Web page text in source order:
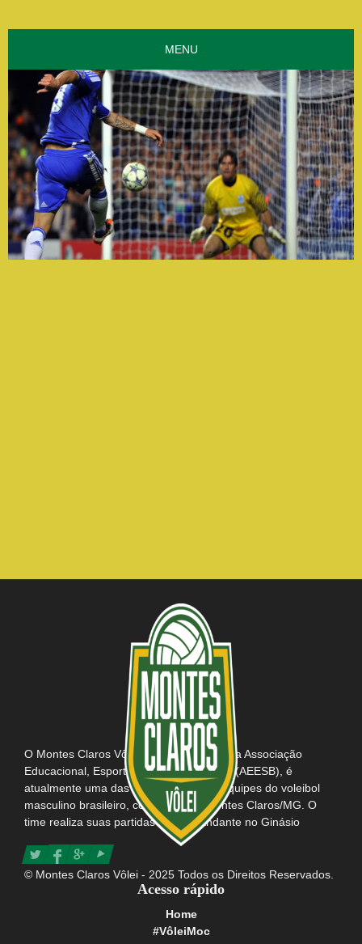
MENU
O Montes Claros Vôlei, em parceria com a Associação
Educacional, Esportiva e Social do Brasil (AEESB), é
atualmente uma das mais tradicionais equipes do voleibol
masculino brasileiro, com sede em Montes Claros/MG. O
time realiza suas partidas como mandante no Ginásio
Poliesportivo Tancredo Neves e possui consigo o título da
maior e mais apaixonada torcida do Brasil.
© Montes Claros Vôlei - 2025 Todos os Direitos Reservados.
Acesso rápido
Home
#VôleiMoc